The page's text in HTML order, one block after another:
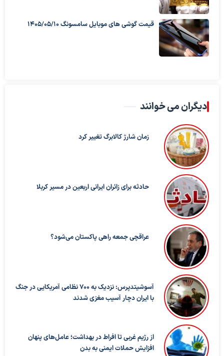
قیمت گوشی های موبایل سامسونگ 1405/05/10
دیگران می خوانند
زمان شارژ کالابرگ تغییر کرد
حادثه برای زائران ایرانی اربعین در مسیر کربلا
عراقچی جمعه راهی پاکستان می‌شود؟
آسوشیتدپرس: نزدیک به ۷۰۰ نظامی آمریکایی در جنگ
با ایران دچار آسیب مغزی شدند
از رژیم غربی تا افراط در بهداشت؛ عامل‌های پنهان
افزایش حملات ایمنی به بدن